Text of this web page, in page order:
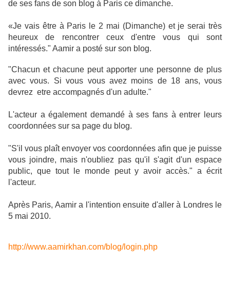
de ses fans de son blog à Paris ce dimanche.
«Je vais être à Paris le 2 mai (Dimanche) et je serai très
heureux de rencontrer ceux d'entre vous qui sont
intéressés." Aamir a posté sur son blog.
"Chacun et chacune peut apporter une personne de plus
avec vous. Si vous vous avez moins de 18 ans, vous
devrez etre accompagnés d'un adulte."
L'acteur a également demandé à ses fans à entrer leurs
coordonnées sur sa page du blog.
"S'il vous plaît envoyer vos coordonnées afin que je puisse
vous joindre, mais n'oubliez pas qu'il s'agit d'un espace
public, que tout le monde peut y avoir accès." a écrit
l'acteur.
Après Paris, Aamir a l'intention ensuite d'aller à Londres le
5 mai 2010.
http://www.aamirkhan.com/blog/login.php